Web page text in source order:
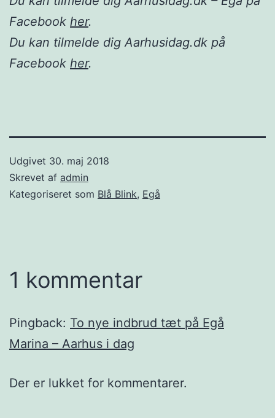
Facebook her.
Du kan tilmelde dig Aarhusidag.dk på
Facebook her.
Udgivet 30. maj 2018
Skrevet af admin
Kategoriseret som Blå Blink, Egå
1 kommentar
Pingback: To nye indbrud tæt på Egå
Marina – Aarhus i dag
Der er lukket for kommentarer.